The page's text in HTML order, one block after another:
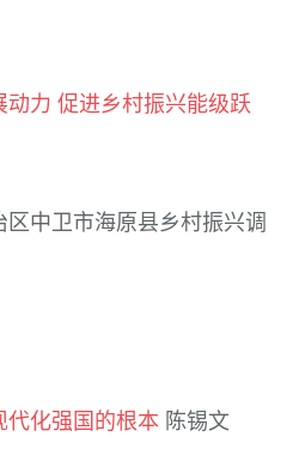
力 促进乡村振兴能级跃
中卫市海原县乡村振兴调
代化强国的根本 陈锡文